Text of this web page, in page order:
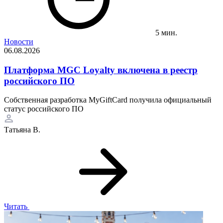
5 мин.
Новости
06.08.2026
Платформа MGC Loyalty включена в реестр
российского ПО
Собственная разработка MyGiftCard получила официальный
статус российского ПО
Татьяна В.
Читать